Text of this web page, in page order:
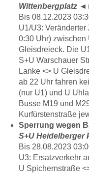
Wittenbergplatz
Bis 08.12.2023
U1/U3:
0:30 Uhr) zwischen
Gleisdreieck. Die
S+U Warschauer
Lanke <> U
ab 22 Uhr fahren
(nur U1) und U
Busse M19 und
Kurfürstenstraße
Sperrung wegen
S+U Heidelberger
Bis 28.08.2023
U3: Ersatzverkehr
U Spichernstraße